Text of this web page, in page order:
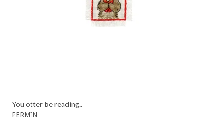
You otter be reading..
PERMIN